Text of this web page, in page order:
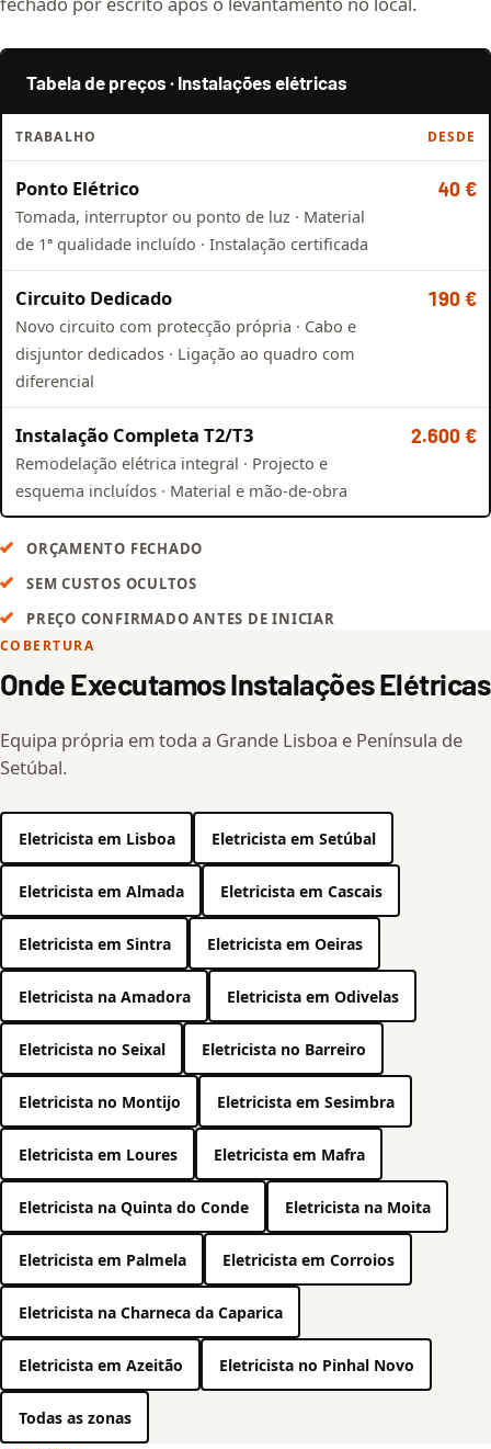
Tabela de preços · Instalações elétricas
TRABALHO DESDE
Ponto Elétrico
Tomada, interruptor ou ponto de luz · Material
de 1ª qualidade incluído · Instalação certificada
40 €
Circuito Dedicado
Novo circuito com protecção própria · Cabo e
disjuntor dedicados · Ligação ao quadro com
diferencial
190 €
Instalação Completa T2/T3
Remodelação elétrica integral · Projecto e
esquema incluídos · Material e mão-de-obra
2.600 €
ORÇAMENTO FECHADO
SEM CUSTOS OCULTOS
PREÇO CONFIRMADO ANTES DE INICIAR
COBERTURA
Onde Executamos Instalações Elétricas
Equipa própria em toda a Grande Lisboa e Península de
Setúbal.
Eletricista em Lisboa Eletricista em Setúbal
Eletricista em Almada Eletricista em Cascais
Eletricista em Sintra Eletricista em Oeiras
Eletricista na Amadora Eletricista em Odivelas
Eletricista no Seixal Eletricista no Barreiro
Eletricista no Montijo Eletricista em Sesimbra
Eletricista em Loures Eletricista em Mafra
Eletricista na Quinta do Conde Eletricista na Moita
Eletricista em Palmela Eletricista em Corroios
Eletricista na Charneca da Caparica
Eletricista em Azeitão Eletricista no Pinhal Novo
Todas as zonas